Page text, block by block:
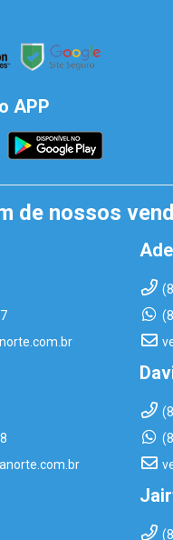
APP
de nossos